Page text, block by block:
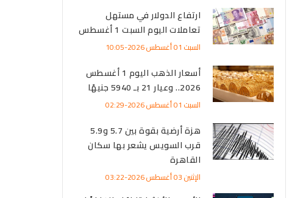
يرتفع إلى مستوى قياسي
عند 56.3 مليار دولار
بنهاية يوليو
بنك نكست وكاف للتأمين
يطلقان تحالفًا استراتيجيًا
لتقديم حلول تأمينية
متكاملة لعملاء البنك
الأربعاء 05 أغسطس 2026-12:32
ارتفاع الدولار في مستهل
تعاملات اليوم السبت 1 أغسطس
السبت 01 أغسطس 2026-10:05
أسعار الذهب اليوم 1 أغسطس
2026.. وعيار 21 بـ 5940 جنيهًا
السبت 01 أغسطس 2026-02:29
هزة أرضية بقوة بين 5.7 و5.9
قرب السويس يشعر بها سكان
القاهرة
الإثنين 03 أغسطس 2026-03:22